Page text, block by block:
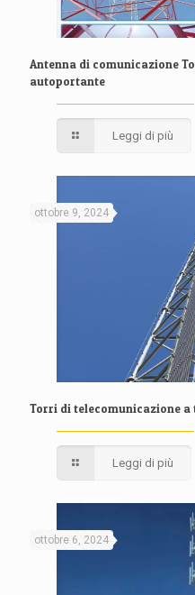
Antenna di comunicazione
autoportante
Leggi di più
ottobre 9, 2024
Torri di telecomunicazione
Leggi di più
ottobre 6, 2024